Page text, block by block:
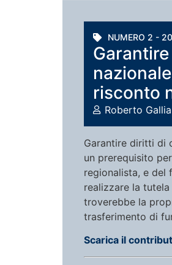
NUMERO 2 -
risconto
Roberto Gallia
Garantire diritti di
un prerequisito
regionalista, e del
realizzare la
troverebbe la
trasferimento di
Scarica il